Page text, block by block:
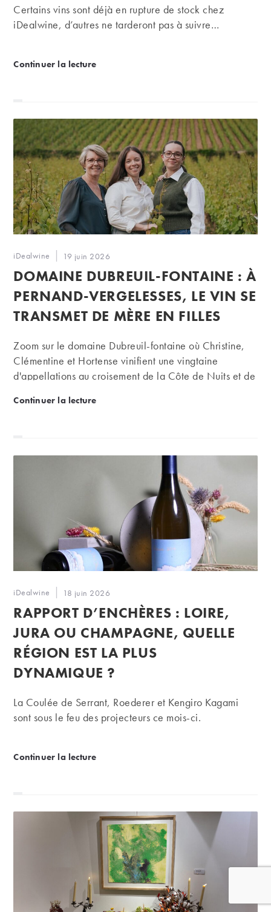
Certains vins sont déjà en rupture de stock chez
iDealwine, d’autres ne tarderont pas à suivre…
Continuer la lecturePrimeurs 2025 : 10 icônes encore disponibles à la
Auteur/autrice
la
publication :
iDealwine
Publication
publiée :
19 juin 2026
DOMAINE DUBREUIL-FONTAINE : À
PERNAND-VERGELESSES, LE VIN SE
TRANSMET DE MÈRE EN FILLES
Zoom sur le domaine Dubreuil-fontaine où Christine,
Clémentine et Hortense vinifient une vingtaine
d'appellations au croisement de la Côte de Nuits et de
Continuer la lectureDomaine Dubreuil-Fontaine : à Pernand-
Auteur/autrice
la
publication :
iDealwine
Publication
publiée :
18 juin 2026
RAPPORT D’ENCHÈRES : LOIRE,
JURA OU CHAMPAGNE, QUELLE
RÉGION EST LA PLUS
DYNAMIQUE ?
La Coulée de Serrant, Roederer et Kengiro Kagami
sont sous le feu des projecteurs ce mois-ci.
Continuer la lectureRapport d’enchères : Loire, Jura ou Champagne,